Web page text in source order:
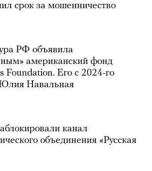
срок за мошенничество
РФ объявила
американский фонд
Foundation. Его с 2024-го
Юлия Навальная
канал
объединения «Русская